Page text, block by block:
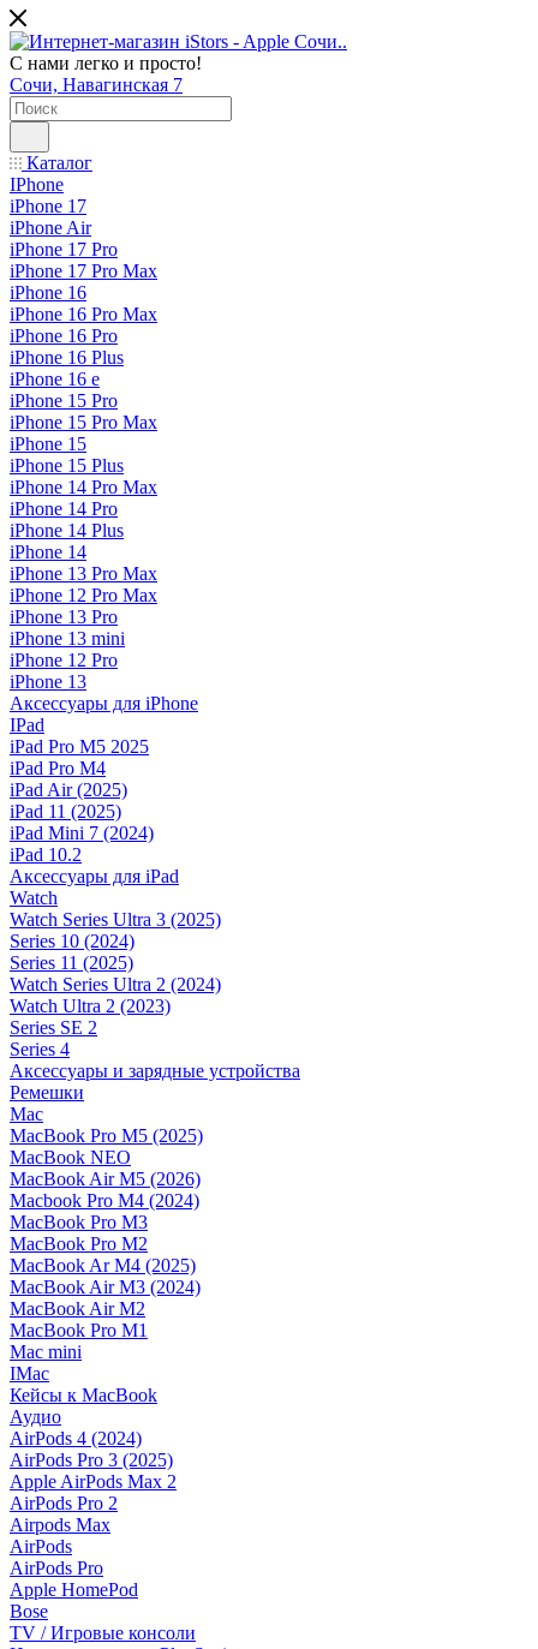
С нами легко и просто!
Сочи, Навагинская 7
Каталог
IPhone
iPhone 17
iPhone Air
iPhone 17 Pro
iPhone 17 Pro Max
iPhone 16
iPhone 16 Pro Max
iPhone 16 Pro
iPhone 16 Plus
iPhone 16 e
iPhone 15 Pro
iPhone 15 Pro Max
iPhone 15
iPhone 15 Plus
iPhone 14 Pro Max
iPhone 14 Pro
iPhone 14 Plus
iPhone 14
iPhone 13 Pro Max
iPhone 12 Pro Max
iPhone 13 Pro
iPhone 13 mini
iPhone 12 Pro
iPhone 13
Аксессуары для iPhone
IPad
iPad Pro M5 2025
iPad Pro M4
iPad Air (2025)
iPad 11 (2025)
iPad Mini 7 (2024)
iPad 10.2
Аксессуары для iPad
Watch
Watch Series Ultra 3 (2025)
Series 10 (2024)
Series 11 (2025)
Watch Series Ultra 2 (2024)
Watch Ultra 2 (2023)
Series SE 2
Series 4
Аксессуары и зарядные устройства
Ремешки
Mac
MacBook Pro M5 (2025)
MacBook NEO
MacBook Air M5 (2026)
Macbook Pro M4 (2024)
MacBook Pro M3
MacBook Pro M2
MacBook Ar M4 (2025)
MacBook Air M3 (2024)
MacBook Air M2
MacBook Pro M1
Mac mini
IMac
Кейсы к MacBook
Аудио
AirPods 4 (2024)
AirPods Pro 3 (2025)
Apple AirPods Max 2
AirPods Pro 2
Airpods Max
AirPods
AirPods Pro
Apple HomePod
Bose
TV / Игровые консоли